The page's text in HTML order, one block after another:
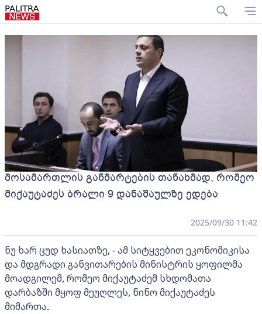
მოსამართლის განმარტების თანახმად, რომეო
მიქაუტაძეს ბრალი 9 დანაშაულზე ედება
2025/09/30 11:42
ნუ ხარ ცუდ ხასიათზე, - ამ სიტყვებით ეკონომიკისა
და მდგრადი განვითარების მინისტრის ყოფილმა
მოადგილემ, რომეო მიქაუტაძემ სხდომათა
დარბაზში მყოფ მეუღლეს, ნინო მიქაუტაძეს
მიმართა.